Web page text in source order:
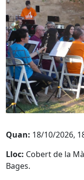
Quan: 18/10/2026,
Lloc: Cobert de la
Bages.